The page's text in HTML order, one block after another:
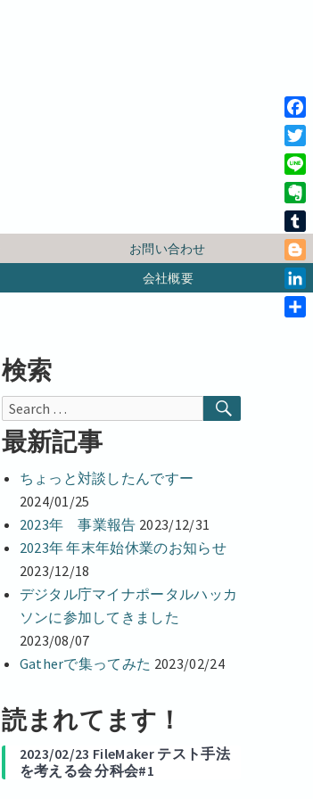
お問い合わせ
会社概要
検索
Search
for:
SEARCH
最新記事
ちょっと対談したんですー
2024/01/25
2023年 事業報告 2023/12/31
2023年 年末年始休業のお知らせ
2023/12/18
デジタル庁マイナポータルハッカ
ソンに参加してきました
2023/08/07
Gatherで集ってみた 2023/02/24
読まれてます！
2023/02/23 FileMaker テスト手法
を考える会 分科会#1
F
a
c
e
b
o
o
k
T
w
i
t
t
e
r
L
i
n
e
E
v
e
r
n
o
T
u
m
b
B
l
o
L
i